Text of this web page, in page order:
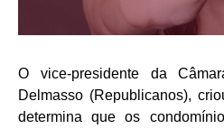
O vice-presidente da
Delmasso (Republicanos),
determina que os